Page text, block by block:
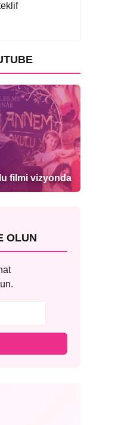
filmi vizyonda
OLUN